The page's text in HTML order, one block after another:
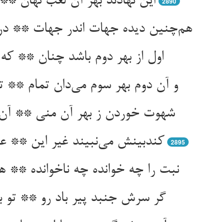
هم‌چنین دیده جهات اندر جهات **
اول از بهر دوم باشد چنان **
و آن دوم بهر سوم می‌دان تمام ** تا
شهوت خوردن ز بهر آن منی ** آن
کندبینش می‌نبیند غیر این **
2895
نبت را چه خوانده چه ناخوانده **
گر سرش جنبد پیر باد رو ** تو